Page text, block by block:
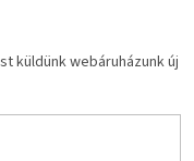
küldünk webáruházunk új